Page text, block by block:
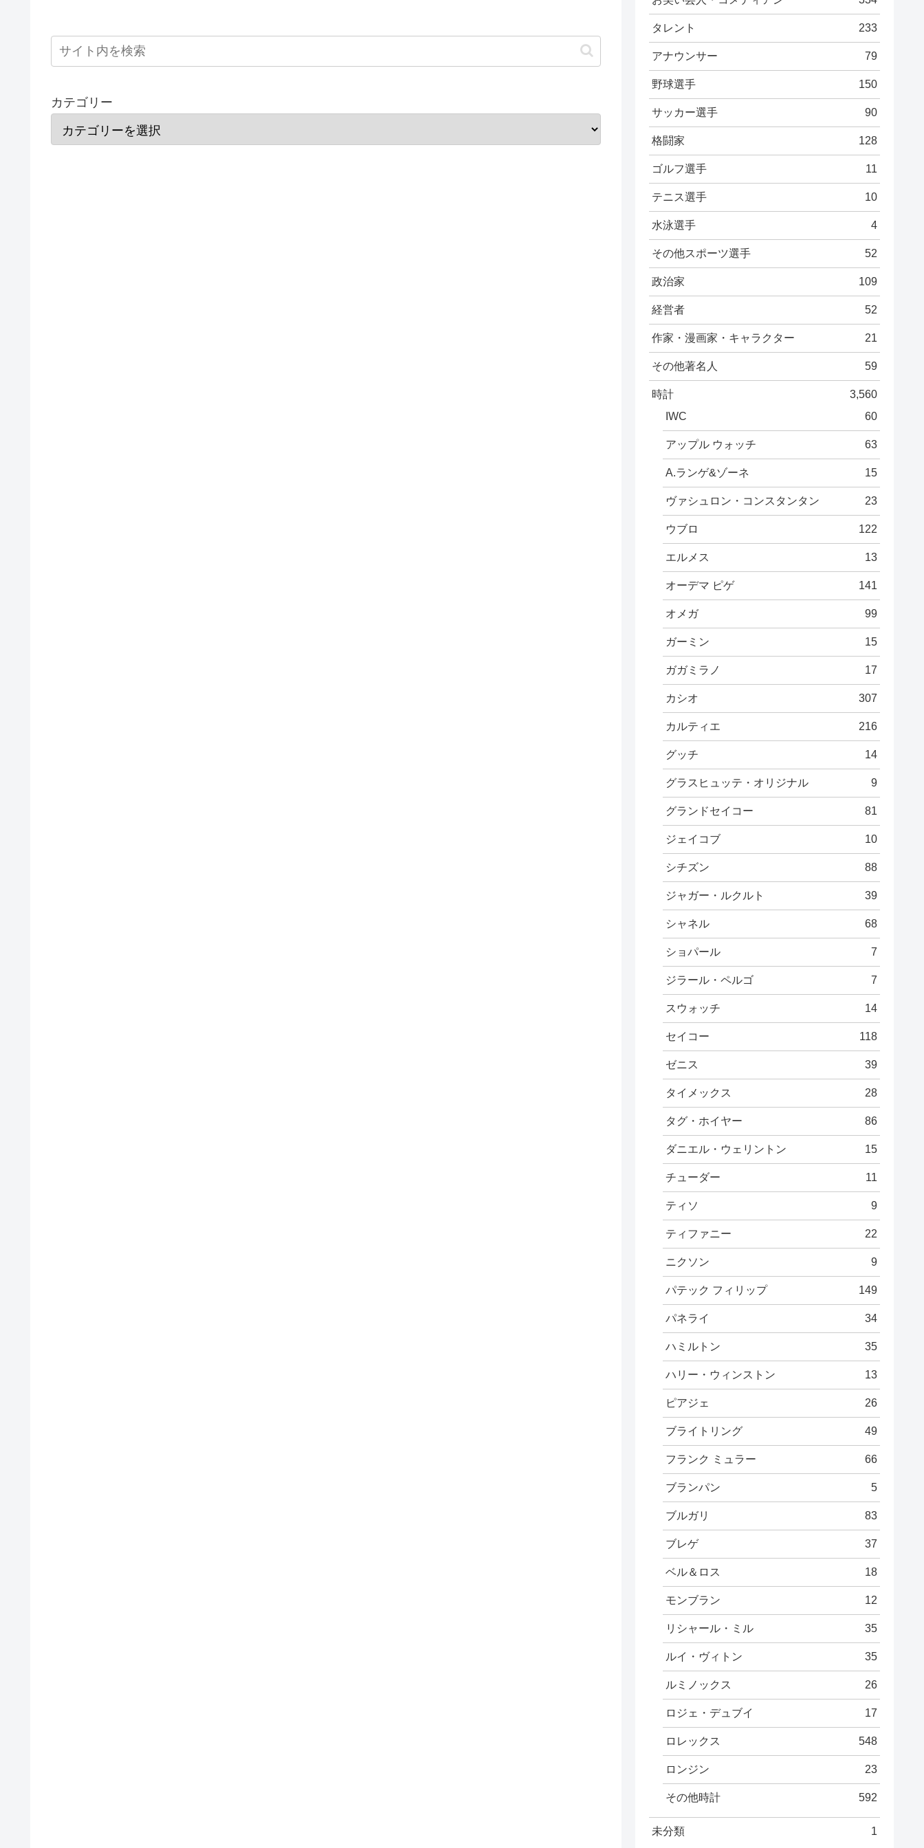
カテゴリー
タレント 233
アナウンサー 79
野球選手 150
サッカー選手 90
格闘家 128
ゴルフ選手 11
テニス選手 10
水泳選手 4
その他スポーツ選手 52
政治家 109
経営者 52
作家・漫画家・キャラクター 21
その他著名人 59
時計
3,560
IWC
60
アップル ウォッチ 63
A.ランゲ&ゾーネ 15
ヴァシュロン・コンスタンタン 23
ウブロ 122
エルメス 13
オーデマ ピゲ 141
オメガ 99
ガーミン 15
ガガミラノ 17
カシオ 307
カルティエ 216
グッチ 14
グラスヒュッテ・オリジナル 9
グランドセイコー 81
ジェイコブ 10
シチズン 88
ジャガー・ルクルト 39
シャネル 68
ショパール 7
ジラール・ペルゴ 7
スウォッチ 14
セイコー 118
ゼニス 39
タイメックス 28
タグ・ホイヤー 86
ダニエル・ウェリントン 15
チューダー 11
ティソ 9
ティファニー 22
ニクソン 9
パテック フィリップ 149
パネライ 34
ハミルトン 35
ハリー・ウィンストン 13
ピアジェ 26
ブライトリング 49
フランク ミュラー 66
ブランパン 5
ブルガリ 83
ブレゲ 37
ベル＆ロス 18
モンブラン 12
リシャール・ミル 35
ルイ・ヴィトン 35
ルミノックス 26
ロジェ・デュブイ 17
ロレックス 548
ロンジン 23
その他時計 592
未分類 1